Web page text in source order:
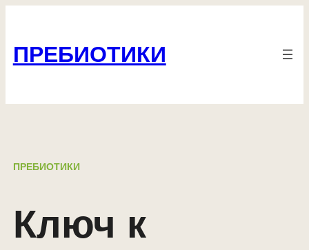
содержимому
ПРЕБИОТИКИ
ПРЕБИОТИКИ
Ключ к